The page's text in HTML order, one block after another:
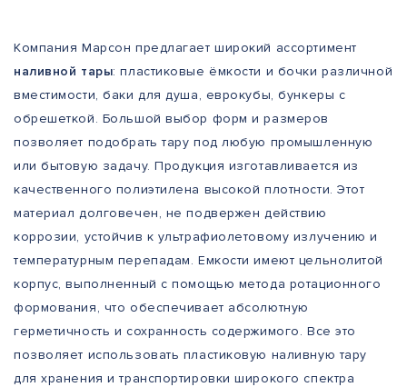
Компания Марсон предлагает широкий ассортимент
наливной тары: пластиковые ёмкости и бочки различной
вместимости, баки для душа, еврокубы, бункеры с
обрешеткой. Большой выбор форм и размеров
позволяет подобрать тару под любую промышленную
или бытовую задачу. Продукция изготавливается из
качественного полиэтилена высокой плотности. Этот
материал долговечен, не подвержен действию
коррозии, устойчив к ультрафиолетовому излучению и
температурным перепадам. Емкости имеют цельнолитой
корпус, выполненный с помощью метода ротационного
формования, что обеспечивает абсолютную
герметичность и сохранность содержимого. Все это
позволяет использовать пластиковую наливную тару
для хранения и транспортировки широкого спектра